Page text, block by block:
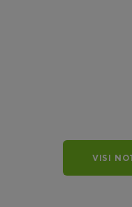
VISI